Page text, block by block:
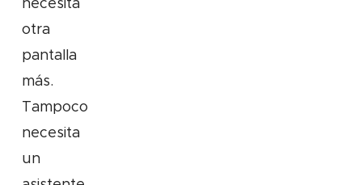
necesita
otra
pantalla
más.
Tampoco
necesita
un